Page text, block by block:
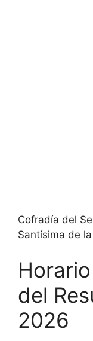
Cofradía del
Santísima de
del
2026